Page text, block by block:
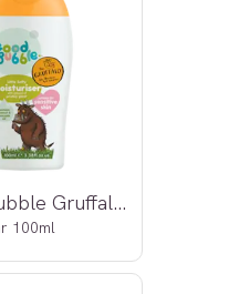
*Good Bubble Gruffalo Moisturiser
100ml